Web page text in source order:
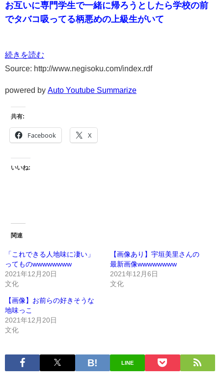
お互いに専門学生で一緒に帰ろうとしたら学校の前
でタバコ吸ってる柄悪めの上級生がいて
続きを読む
Source: http://www.negisoku.com/index.rdf
powered by Auto Youtube Summarize
共有:
Facebook X
いいね:
関連
「これできる人地味に凄い」
ってものwwwwwwww
2021年12月20日
文化
【画像あり】宇垣美里さんの
最新画像wwwwwwww
2021年12月6日
文化
【画像】お前らの好きそうな
地味っこ
2021年12月20日
文化
LINE